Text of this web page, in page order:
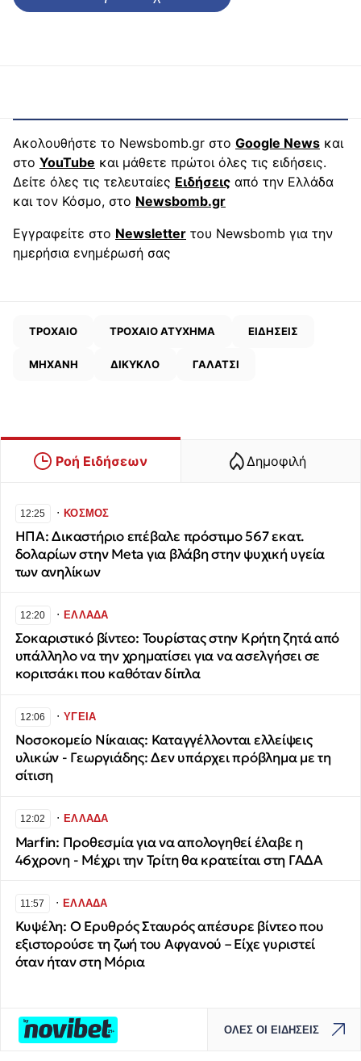
Ακολουθήστε το Newsbomb.gr στο Google News και
στο YouTube και μάθετε πρώτοι όλες τις ειδήσεις.
Δείτε όλες τις τελευταίες Ειδήσεις από την Ελλάδα
και τον Κόσμο, στο Newsbomb.gr
Εγγραφείτε στο Newsletter του Newsbomb για την
ημερήσια ενημέρωσή σας
ΤΡΟΧΑΙΟ ΤΡΟΧΑΙΟ ΑΤΥΧΗΜΑ ΕΙΔΗΣΕΙΣ
ΜΗΧΑΝΗ ΔΙΚΥΚΛΟ ΓΑΛΑΤΣΙ
Ροή Ειδήσεων Δημοφιλή
12:25 ∙ΚΟΣΜΟΣ
ΗΠΑ: Δικαστήριο επέβαλε πρόστιμο 567 εκατ.
δολαρίων στην Meta για βλάβη στην ψυχική υγεία
των ανηλίκων
12:20 ∙ΕΛΛΑΔΑ
Σοκαριστικό βίντεο: Τουρίστας στην Κρήτη ζητά από
υπάλληλο να την χρηματίσει για να ασελγήσει σε
κοριτσάκι που καθόταν δίπλα
12:06 ∙ΥΓΕΙΑ
Νοσοκομείο Νίκαιας: Καταγγέλλονται ελλείψεις
υλικών - Γεωργιάδης: Δεν υπάρχει πρόβλημα με τη
σίτιση
12:02 ∙ΕΛΛΑΔΑ
Marfin: Προθεσμία για να απολογηθεί έλαβε η
46χρονη - Μέχρι την Τρίτη θα κρατείται στη ΓΑΔΑ
11:57 ∙ΕΛΛΑΔΑ
Κυψέλη: Ο Ερυθρός Σταυρός απέσυρε βίντεο που
εξιστορούσε τη ζωή του Αφγανού – Είχε γυριστεί
όταν ήταν στη Μόρια
ΟΛΕΣ ΟΙ ΕΙΔΗΣΕΙΣ